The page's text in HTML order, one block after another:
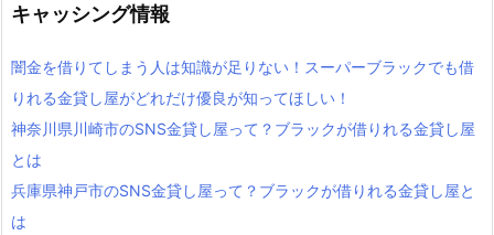
キャッシング情報
闇金を借りてしまう人は知識が足りない！スーパーブラックでも借
りれる金貸し屋がどれだけ優良が知ってほしい！
神奈川県川崎市のSNS金貸し屋って？ブラックが借りれる金貸し屋
とは
兵庫県神戸市のSNS金貸し屋って？ブラックが借りれる金貸し屋と
は